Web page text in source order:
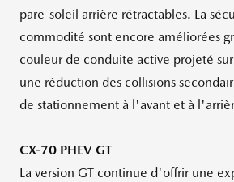
pare-soleil arrière rétractables. La
commodité sont encore améliorées
couleur de conduite active projeté
une réduction des collisions
de stationnement à l'avant et à
CX-70 PHEV GT
La version GT continue d'offrir une